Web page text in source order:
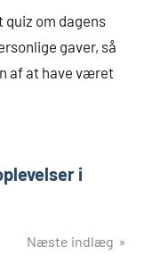
quiz om dagens
gaver, så
af at have været
i
Næste indlæg